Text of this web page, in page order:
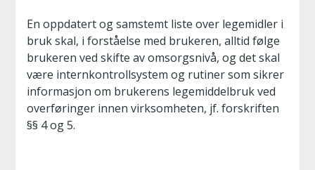
En oppdatert og samstemt liste over legemidler i
bruk skal, i forståelse med brukeren, alltid følge
brukeren ved skifte av omsorgsnivå, og det skal
være internkontrollsystem og rutiner som sikrer
informasjon om brukerens legemiddelbruk ved
overføringer innen virksomheten, jf. forskriften
§§ 4 og 5.